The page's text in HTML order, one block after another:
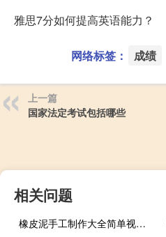
雅思7分如何提高英语能力？
网络标签： 成绩
上一篇
国家法定考试包括哪些
相关问题
橡皮泥手工制作大全简单视频（橡皮泥手工制作大全）